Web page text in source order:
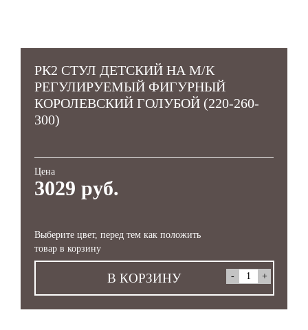
РК2 СТУЛ ДЕТСКИЙ НА М/К
РЕГУЛИРУЕМЫЙ ФИГУРНЫЙ
КОРОЛЕВСКИЙ ГОЛУБОЙ (220-260-
300)
Цена
3029 руб.
Выберите цвет, перед тем как положить
товар в корзину
В КОРЗИНУ